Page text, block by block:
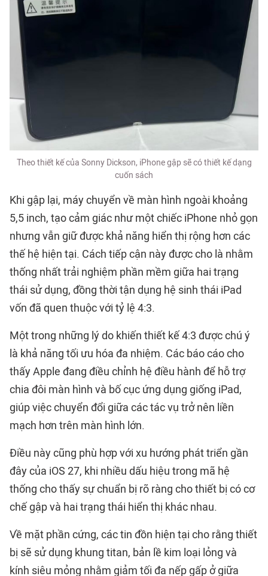
Theo thiết kế của Sonny Dickson, iPhone gập sẽ có thiết kế dạng
cuốn sách
Khi gập lại, máy chuyển về màn hình ngoài khoảng
5,5 inch, tạo cảm giác như một chiếc iPhone nhỏ gọn
nhưng vẫn giữ được khả năng hiển thị rộng hơn các
thế hệ hiện tại. Cách tiếp cận này được cho là nhằm
thống nhất trải nghiệm phần mềm giữa hai trạng
thái sử dụng, đồng thời tận dụng hệ sinh thái iPad
vốn đã quen thuộc với tỷ lệ 4:3.
Một trong những lý do khiến thiết kế 4:3 được chú ý
là khả năng tối ưu hóa đa nhiệm. Các báo cáo cho
thấy Apple đang điều chỉnh hệ điều hành để hỗ trợ
chia đôi màn hình và bố cục ứng dụng giống iPad,
giúp việc chuyển đổi giữa các tác vụ trở nên liền
mạch hơn trên màn hình lớn.
Điều này cũng phù hợp với xu hướng phát triển gần
đây của iOS 27, khi nhiều dấu hiệu trong mã hệ
thống cho thấy sự chuẩn bị rõ ràng cho thiết bị có cơ
chế gập và hai trạng thái hiển thị khác nhau.
Về mặt phần cứng, các tin đồn hiện tại cho rằng thiết
bị sẽ sử dụng khung titan, bản lề kim loại lỏng và
kính siêu mỏng nhằm giảm tối đa nếp gấp ở giữa